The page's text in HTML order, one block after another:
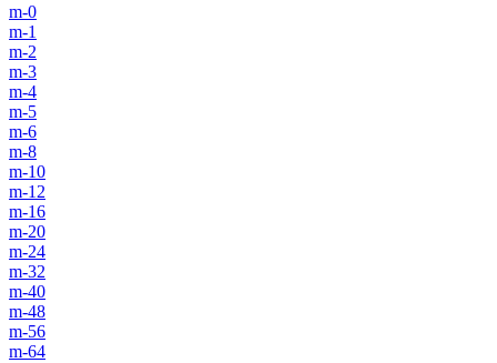
m-0
m-1
m-2
m-3
m-4
m-5
m-6
m-8
m-10
m-12
m-16
m-20
m-24
m-32
m-40
m-48
m-56
m-64